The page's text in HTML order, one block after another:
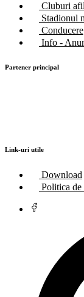
Cluburi
Stadionul
Info -
Partener principal
Link-uri utile
Download
Politica